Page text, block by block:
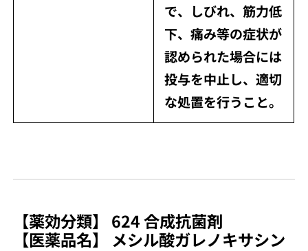
で、しびれ、筋力低
下、痛み等の症状が
認められた場合には
投与を中止し、適切
な処置を行うこと。
【薬効分類】 624 合成抗菌剤
【医薬品名】 メシル酸ガレノキサシン